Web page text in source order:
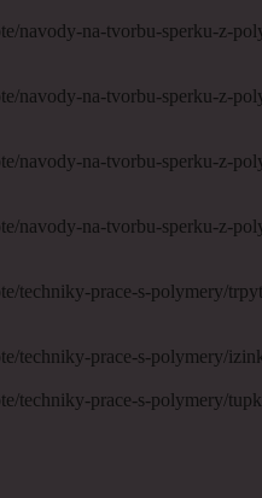
navody-na-tvorbu-sperku-z-
navody-na-tvorbu-sperku-z-
navody-na-tvorbu-sperku-z-
navody-na-tvorbu-sperku-z-
techniky-prace-s-polymery/
techniky-prace-s-polymery/
techniky-prace-s-polymery/